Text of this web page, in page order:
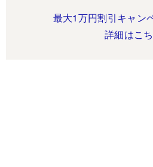
最大1万円割引キャン
詳細はこ